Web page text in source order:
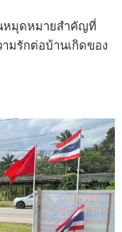
หมุดหมายสำคัญที่
มรักต่อบ้านเกิดของ